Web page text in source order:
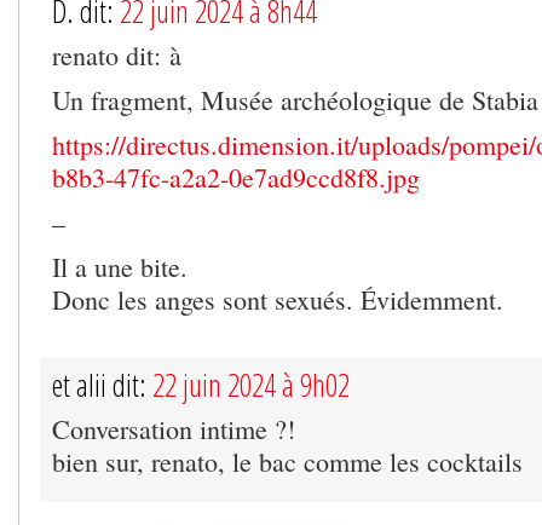
D. dit: 22 juin 2024 à 8h44
renato dit: à
Un fragment, Musée archéologique de
https://directus.dimension.it/uploads/
b8b3-47fc-a2a2-0e7ad9ccd8f8.jpg
–
Il a une bite.
Donc les anges sont sexués. Évidemment.
et alii dit: 22 juin 2024 à 9h02
Conversation intime ?!
bien sur, renato, le bac comme les cocktails